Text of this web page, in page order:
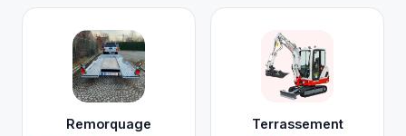
Remorquage Terrassement